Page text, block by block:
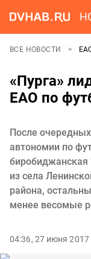
ВСЕ НОВОСТИ
«Пурга»
ЕАО по
После
автономии по
биробиджанская
из села
района,
менее весомые
04:36, 27 июня 2017